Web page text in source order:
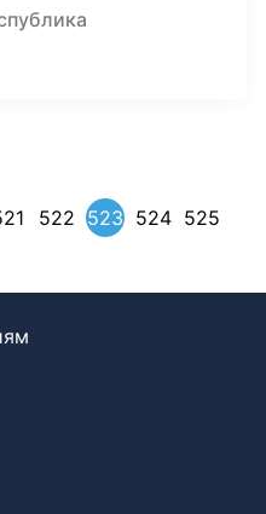
522 523 524 525